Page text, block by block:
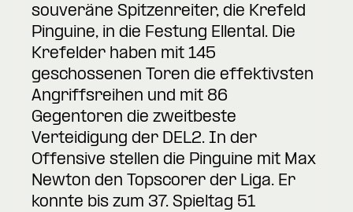
souveräne Spitzenreiter, die Krefeld
Pinguine, in die Festung Ellental. Die
Krefelder haben mit 145
geschossenen Toren die effektivsten
Angriffsreihen und mit 86
Gegentoren die zweitbeste
Verteidigung der DEL2. In der
Offensive stellen die Pinguine mit Max
Newton den Topscorer der Liga. Er
konnte bis zum 37. Spieltag 51